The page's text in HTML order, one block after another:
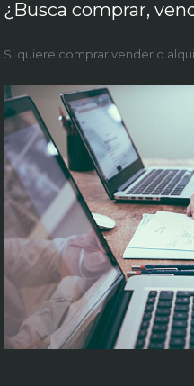
¿Busca comprar,
Si quiere comprar vender o